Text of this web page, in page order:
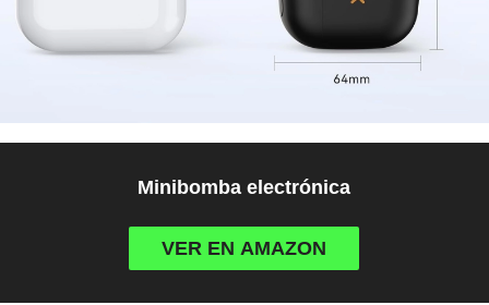
Minibomba electrónica
VER EN AMAZON